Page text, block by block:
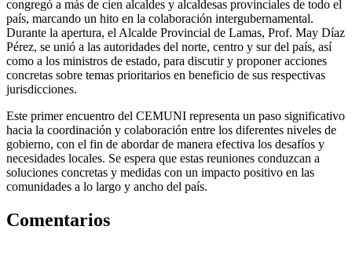
congregó a más de cien alcaldes y alcaldesas provinciales de todo el
país, marcando un hito en la colaboración intergubernamental.
Durante la apertura, el Alcalde Provincial de Lamas, Prof. May Díaz
Pérez, se unió a las autoridades del norte, centro y sur del país, así
como a los ministros de estado, para discutir y proponer acciones
concretas sobre temas prioritarios en beneficio de sus respectivas
jurisdicciones.
Este primer encuentro del CEMUNI representa un paso significativo
hacia la coordinación y colaboración entre los diferentes niveles de
gobierno, con el fin de abordar de manera efectiva los desafíos y
necesidades locales. Se espera que estas reuniones conduzcan a
soluciones concretas y medidas con un impacto positivo en las
comunidades a lo largo y ancho del país.
Comentarios